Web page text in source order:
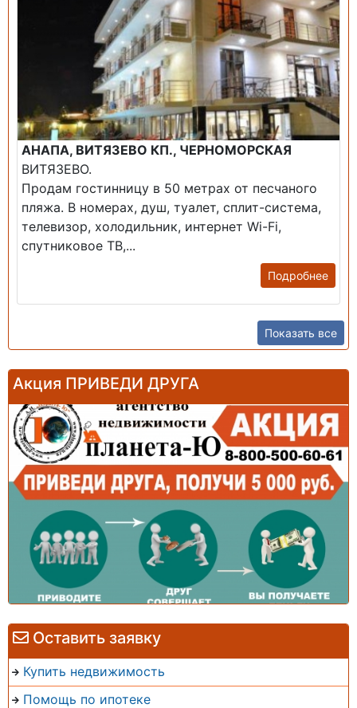
Оставить заявку
Купить недвижимость
Помощь по ипотеке
АНАПА, ВИТЯЗЕВО КП., ЧЕРНОМОРСКАЯ
ВИТЯЗЕВО.
Продам гостинницу в 50 метрах от песчаного
пляжа. В номерах, душ, туалет, сплит-система,
телевизор, холодильник, интернет Wi-Fi,
спутниковое ТВ,...
Подробнее
Показать все
Акция ПРИВЕДИ ДРУГА